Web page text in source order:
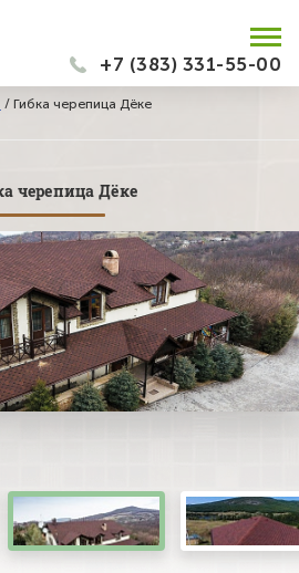
+7 (383) 331-55-00
/ Гибка черепица Дёке
черепица Дёке